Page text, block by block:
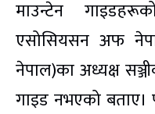
माउन्टेन
एसोसियसन अफ
नेपाल)का अध्यक्ष
गाइड नभएको बताए।